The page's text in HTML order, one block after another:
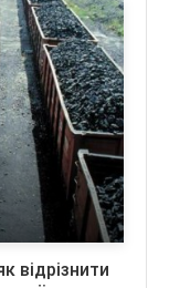
відрізнити